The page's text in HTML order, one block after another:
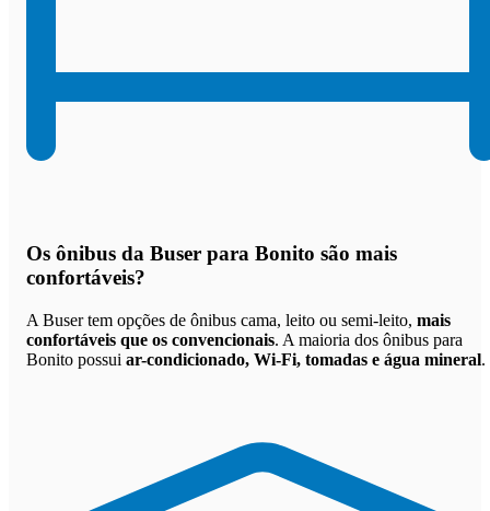
Os ônibus da Buser para Bonito são mais
confortáveis?
A Buser tem opções de ônibus cama, leito ou semi-leito, mais
confortáveis que os convencionais. A maioria dos ônibus para
Bonito possui ar-condicionado, Wi-Fi, tomadas e água mineral.